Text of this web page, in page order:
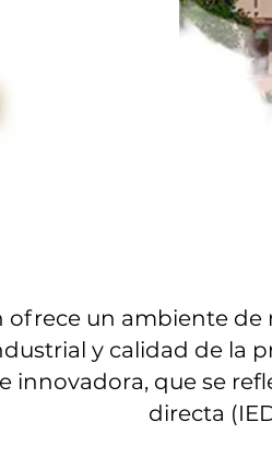
ofrece un ambiente de
y calidad de la
innovadora, que se
directa